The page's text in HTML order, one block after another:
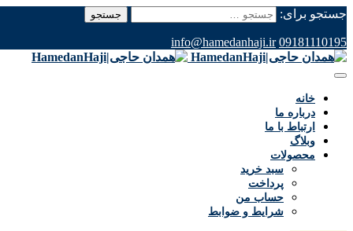
جستجو برای:
09181110195
info@hamedanhaji.ir
خانه
درباره ما
ارتباط با ما
وبلاگ
محصولات
سبد خرید
پرداخت
حساب من
شرایط و ضوابط